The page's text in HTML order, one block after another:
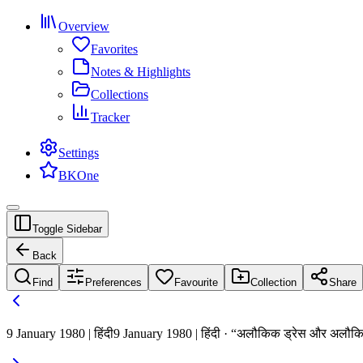
Overview
Favorites
Notes & Highlights
Collections
Tracker
Settings
BKOne
Toggle Sidebar
Back
Find Preferences Favourite Collection Share
9 January 1980 | हिंदी9 January 1980 | हिंदी · “अलौकिक ड्रेस और